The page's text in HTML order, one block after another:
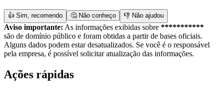
👍 Sim, recomendo 🤔 Não conheço 👎 Não ajudou
Aviso importante: As informações exibidas sobre ***********
são de domínio público e foram obtidas a partir de bases oficiais.
Alguns dados podem estar desatualizados. Se você é o responsável
pela empresa, é possível solicitar atualização das informações.
Ações rápidas